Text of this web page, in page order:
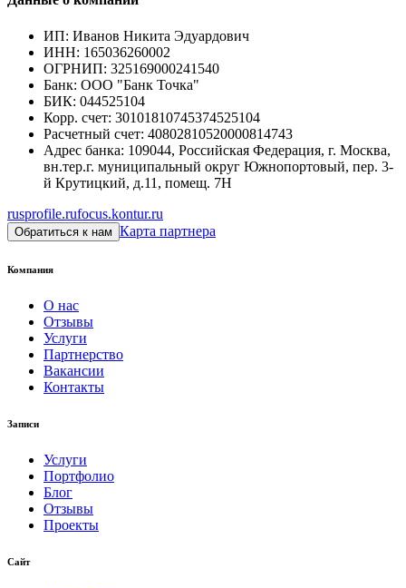
ИП: Иванов Никита Эдуардович
ИНН: 165036260002
ОГРНИП: 325169000241540
Банк: ООО "Банк Точка"
БИК: 044525104
Корр. счет: 30101810745374525104
Расчетный счет: 40802810520000814743
Адрес банка: 109044, Российская Федерация, г. Москва,
вн.тер.г. муниципальный округ Южнопортовый, пер. 3-
й Крутицкий, д.11, помещ. 7Н
rusprofile.rufocus.kontur.ru
Обратиться к нам Карта партнера
Компания
О нас
Отзывы
Услуги
Партнерство
Вакансии
Контакты
Записи
Услуги
Портфолио
Блог
Отзывы
Проекты
Сайт